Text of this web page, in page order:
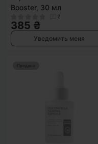
Booster, 30 мл
2
385 ₴
Уведомить меня
Продано